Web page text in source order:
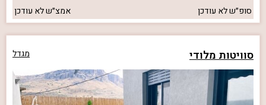
סופ״שלא עודכן אמצ״שלא עודכן
סוויטות מלודי מגדל